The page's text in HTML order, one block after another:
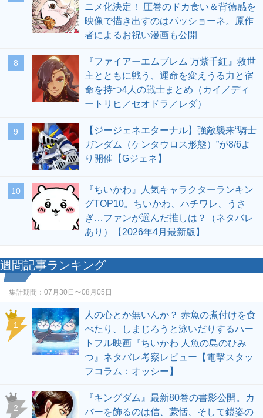
ニメ化決定！ 圧巻のドカ食い＆背徳感を
映像で描き出すのはパッショーネ。原作
者によるお祝い漫画も公開
8
『ファイアーエムブレム 万紫千紅』救世
主とともに戦う、運命を変えうる力と宿
命を持つ4人の戦士まとめ（カイ／ディ
ートリヒ／セオドラ／レダ）
9
【ジージェネエターナル】強敵襲来“騎士
ガンダム（ケンタウロス形態）”が8/6よ
り開催【Gジェネ】
10
『ちいかわ』人気キャラクターランキン
グTOP10。ちいかわ、ハチワレ、うさ
ぎ…ファンが選んだ推しは？（ネタバレ
あり）【2026年4月最新版】
週間記事ランキング
集計期間： 07月30日〜08月05日
1
人の心とか無いんか？ 赤魚の煮付けを食
べたり、しまじろうと泳いだりするハー
トフル映画『ちいかわ 人魚の島のひみ
つ』ネタバレ考察レビュー【電撃スタッ
フコラム：オッシー】
2
『キングダム』最新80巻の書影公開。カ
バーを飾るのは信、蒙恬、そして鎧姿の